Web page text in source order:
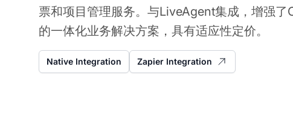
票和项目管理服务。与LiveAgent集成，增强了
的一体化业务解决方案，具有适应性定价。
Native Integration Zapier Integration